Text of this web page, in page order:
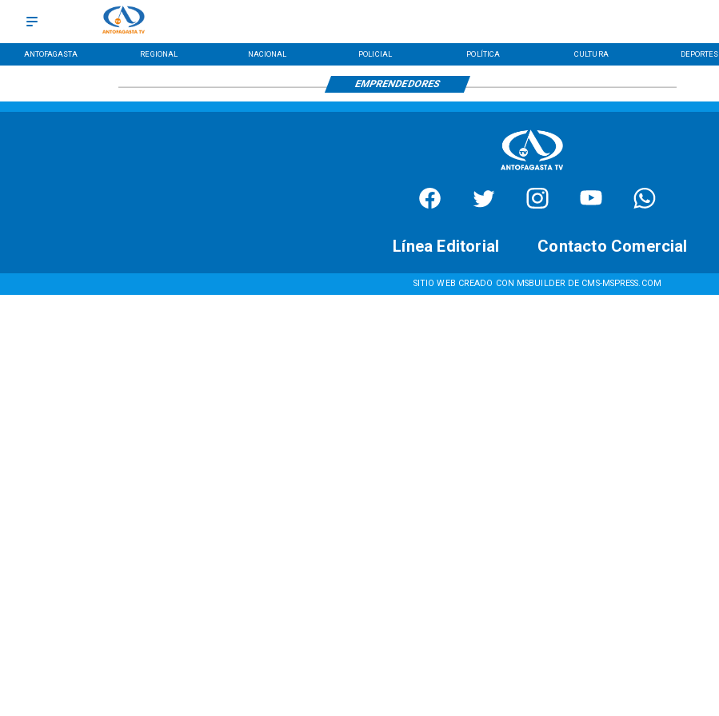
ANTOFAGASTA REGIONAL NACIONAL POLICIAL POLÍTICA CULTURA DEPORTES
EMPRENDEDORES
SITIO WEB CREADO CON MSBUILDER DE CMS-MSPRESS.COM
Contacto Comercial
Línea Editorial